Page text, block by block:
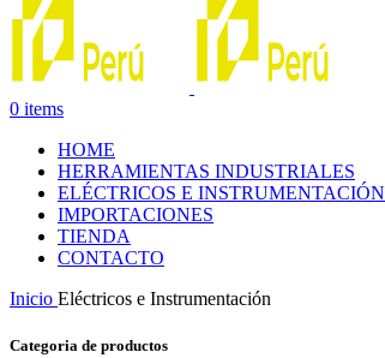
0 items
HOME
HERRAMIENTAS INDUSTRIALES
ELÉCTRICOS E INSTRUMENTACIÓN
IMPORTACIONES
TIENDA
CONTACTO
Inicio Eléctricos e Instrumentación
Categoria de productos